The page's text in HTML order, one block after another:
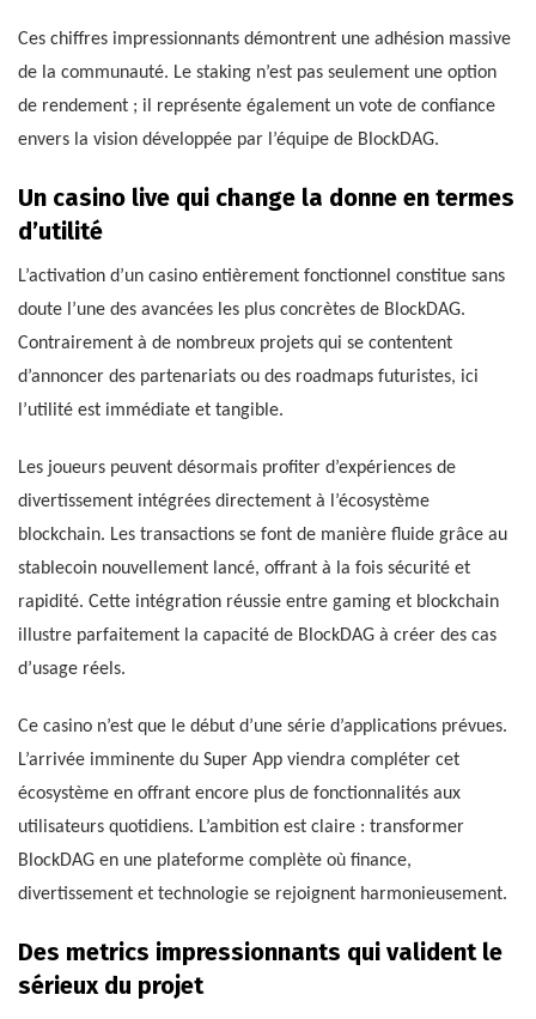
Ces chiffres impressionnants démontrent une adhésion massive
de la communauté. Le staking n’est pas seulement une option
de rendement ; il représente également un vote de confiance
envers la vision développée par l’équipe de BlockDAG.
Un casino live qui change la donne en termes
d’utilité
L’activation d’un casino entièrement fonctionnel constitue sans
doute l’une des avancées les plus concrètes de BlockDAG.
Contrairement à de nombreux projets qui se contentent
d’annoncer des partenariats ou des roadmaps futuristes, ici
l’utilité est immédiate et tangible.
Les joueurs peuvent désormais profiter d’expériences de
divertissement intégrées directement à l’écosystème
blockchain. Les transactions se font de manière fluide grâce au
stablecoin nouvellement lancé, offrant à la fois sécurité et
rapidité. Cette intégration réussie entre gaming et blockchain
illustre parfaitement la capacité de BlockDAG à créer des cas
d’usage réels.
Ce casino n’est que le début d’une série d’applications prévues.
L’arrivée imminente du Super App viendra compléter cet
écosystème en offrant encore plus de fonctionnalités aux
utilisateurs quotidiens. L’ambition est claire : transformer
BlockDAG en une plateforme complète où finance,
divertissement et technologie se rejoignent harmonieusement.
Des metrics impressionnants qui valident le
sérieux du projet